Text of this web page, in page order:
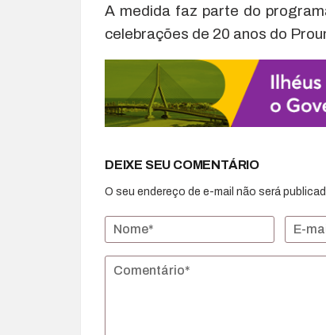
A medida faz parte do
celebrações de 20 anos do
DEIXE SEU COMENTÁRIO
O seu endereço de e-mail não será